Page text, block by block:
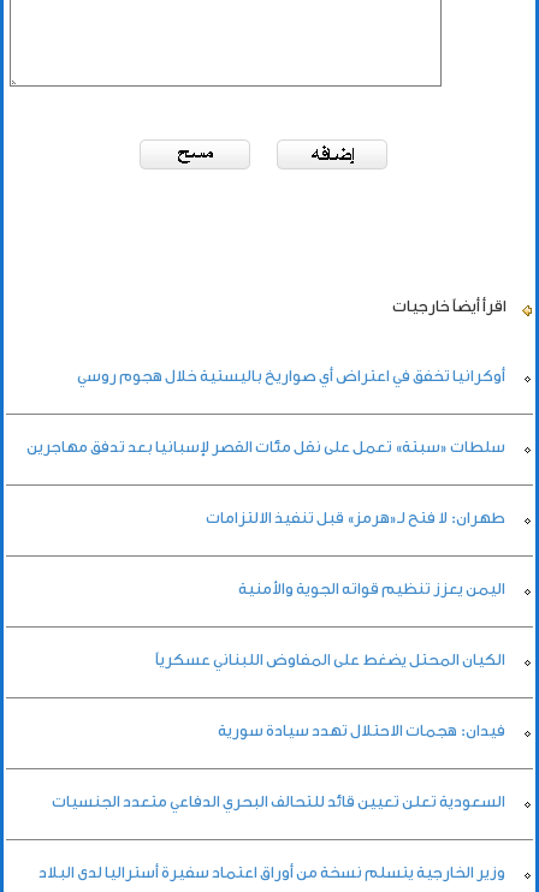
اقرأ أيضاً خارجيات
أوكرانيا تخفق في اعتراض أي صواريخ باليستية خلال هجوم روسي
سلطات «سبتة» تعمل على نقل مئات القصر لإسبانيا بعد تدفق مهاجرين
طهران: لا فتح لـ«هرمز» قبل تنفيذ الالتزامات
اليمن يعزز تنظيم قواته الجوية والأمنية
الكيان المحتل يضغط على المفاوض اللبناني عسكرياً
فيدان: هجمات الاحتلال تهدد سيادة سورية
السعودية تعلن تعيين قائد للتحالف البحري الدفاعي متعدد الجنسيات
وزير الخارجية يتسلم نسخة من أوراق اعتماد سفيرة أستراليا لدى البلاد